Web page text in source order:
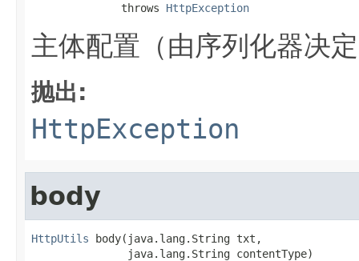
              throws
HttpException
主体配置（由序列化器决
抛出:
HttpException
body
HttpUtils body(java.lang.String txt,
               java.lang.String contentType)